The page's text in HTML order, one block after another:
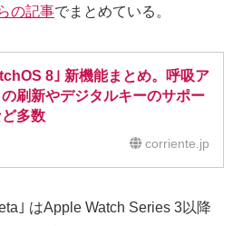
の記事でまとめている。
8｣ 新機能まとめ。呼吸ア
刷新やデジタルキーのサポー
ど多数
corriente.jp
｣ はApple Watch Series 3以降